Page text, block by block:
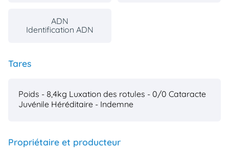
ADN
Identification ADN
Tares
Poids - 8,4kg Luxation des rotules - 0/0 Cataracte
Juvénile Héréditaire - Indemne
Propriétaire et producteur